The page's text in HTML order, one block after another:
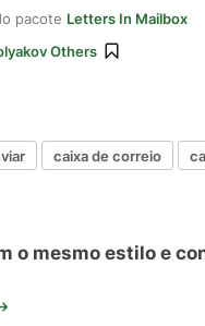
pacote Letters In Mailbox
Others
caixa de correio
o mesmo estilo e